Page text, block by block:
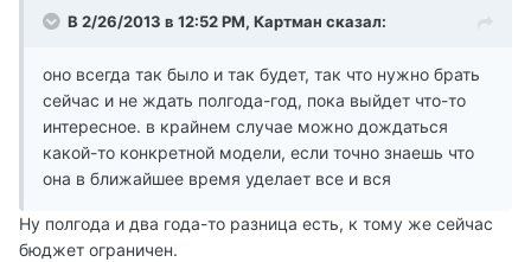
В 2/26/2013 в 12:52 PM, Картман сказал:
оно всегда так было и так будет, так что нужно брать
сейчас и не ждать полгода-год, пока выйдет что-то
интересное. в крайнем случае можно дождаться
какой-то конкретной модели, если точно знаешь что
она в ближайшее время уделает все и вся
Ну полгода и два года-то разница есть, к тому же сейчас
бюджет ограничен.